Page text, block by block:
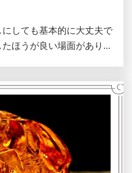
しても基本的に大丈夫で
ほうが良い場面がありま